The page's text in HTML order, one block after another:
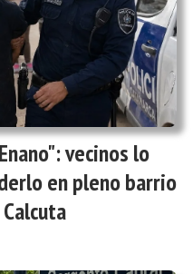
vecinos lo
en pleno barrio